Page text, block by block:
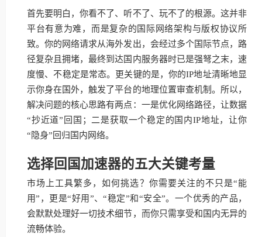
首先要明白，你看不了、听不了、玩不了的根源。这并非
平台有意为难，而是复杂的国际网络架构与版权协议所
致。你的网络请求从海外发出，会经过多个国际节点，路
径复杂且拥堵，最终到达国内服务器时已是强弩之末，速
度慢、不稳定是常态。更关键的是，你的IP地址清晰地显
示你身在国外，触发了平台的地理位置审查机制。所以，
解决问题的核心思路有两点：一是优化网络路径，让数据
“抄近道”回国；二是获取一个稳定的国内IP地址，让你
“隐身”回归国内网络。
选择回国加速器的五大关键考量
市场上工具繁多，如何挑选？你需要关注的不只是“能
用”，更是“好用”、“稳定”和“安全”。一个优秀的产品，
会默默处理好一切技术细节，而你只需享受和国内无异的
流畅体验。